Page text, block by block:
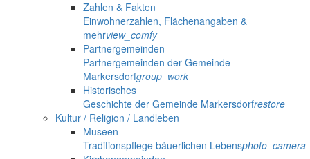
Zahlen & Fakten
Einwohnerzahlen, Flächenangaben &
mehrview_comfy
Partnergemeinden
Partnergemeinden der Gemeinde
Markersdorfgroup_work
Historisches
Geschichte der Gemeinde Markersdorfrestore
Kultur / Religion / Landleben
Museen
Traditionspflege bäuerlichen Lebensphoto_camera